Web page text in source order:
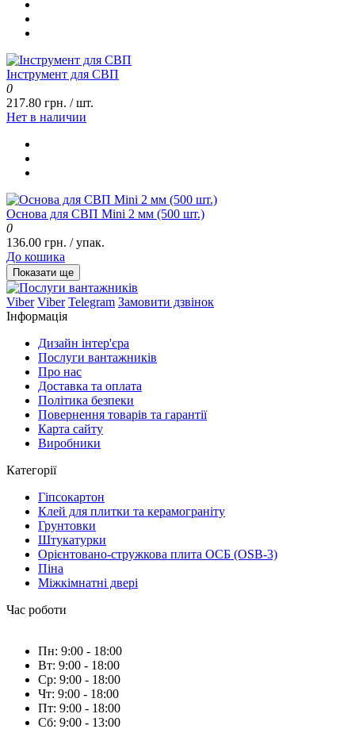
Інструмент для СВП
0
217.80 грн. / шт.
Нет в наличии
Основа для СВП Mini 2 мм (500 шт.)
0
136.00 грн. / упак.
До кошика
Показати ще
Viber Viber Telegram Замовити дзвінок
Інформація
Дизайн інтер'єра
Послуги вантажників
Про нас
Доставка та оплата
Політика безпеки
Повернення товарів та гарантії
Карта сайту
Виробники
Категорії
Гіпсокартон
Клей для плитки та керамограніту
Грунтовки
Штукатурки
Орієнтовано-стружкова плита ОСБ (OSB-3)
Піна
Міжкімнатні двері
Час роботи
Пн: 9:00 - 18:00
Вт: 9:00 - 18:00
Ср: 9:00 - 18:00
Чт: 9:00 - 18:00
Пт: 9:00 - 18:00
Сб: 9:00 - 13:00